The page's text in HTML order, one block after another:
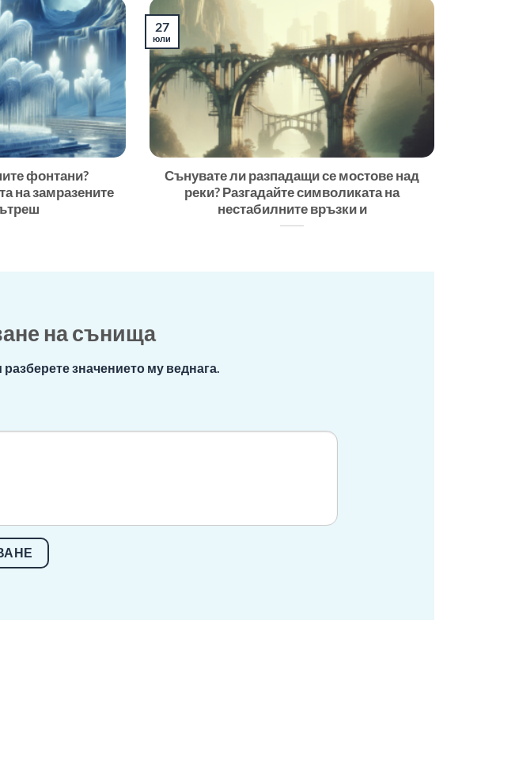
фонтани?
на замразените
Сънувате ли разпадащи се мостове над
реки? Разгадайте символиката на
нестабилните връзки и
27
юли
на сънища
значението му веднага.